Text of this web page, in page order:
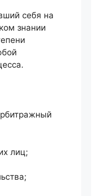
себя на
знании
лиц;